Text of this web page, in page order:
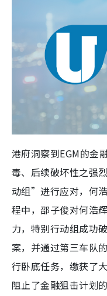
港府洞察到EGM的金
毒、后续破坏性之强
动组”进行应对，何
程中，邵子俊对何浩
力，特别行动组成功
案，并通过第三车队
行卧底任务，缴获了
阻止了金融狙击计划